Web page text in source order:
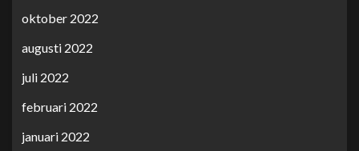
oktober 2022
augusti 2022
juli 2022
februari 2022
januari 2022